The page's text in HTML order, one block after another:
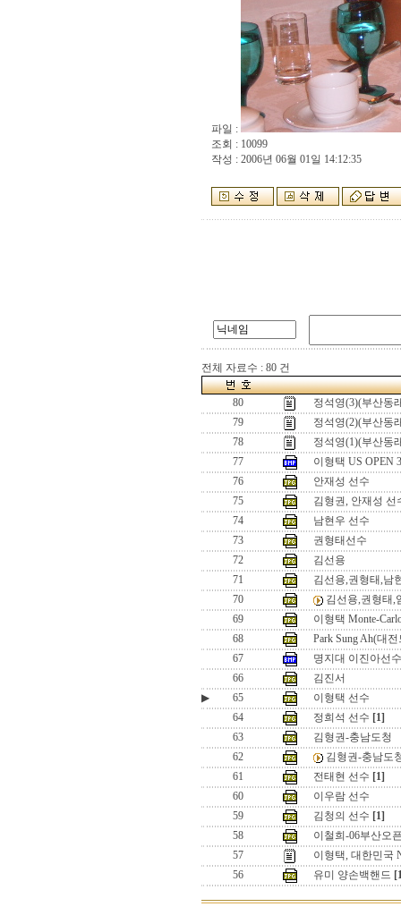
파일 :
조회 : 10099
작성 : 2006년 06월 01일 14:12:35
전체 자료수 : 80 건
80
정석영(3)(부산동
79
정석영(2)(부산동
78
정석영(1)(부산동
77
이형택 US OPEN
76
안재성 선수
75
김형권, 안재성 선
74
남현우 선수
73
권형태선수
72
김선용
71
김선용,권형태,남
70
김선용,권형태,
69
이형택 Monte-
68
Park Sung Ah(대
67
명지대 이진아선
66
김진서
▶
65
이형택 선수
64
정희석 선수 [1]
63
김형권-충남도청
62
김형권-충남도
61
전태현 선수 [1]
60
이우람 선수
59
김청의 선수 [1]
58
이철희-06부산오
57
이형택, 대한민국
56
유미 양손백핸드